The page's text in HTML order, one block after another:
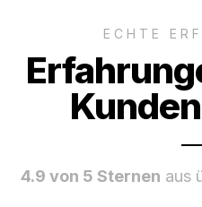
ECHTE
4.9 von 5 Sternen aus